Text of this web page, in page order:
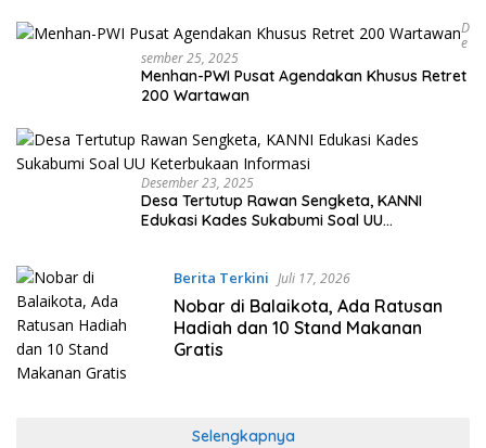
D
E
Sember 25, 2025
Menhan-PWI Pusat Agendakan Khusus Retret
200 Wartawan
Desember 23, 2025
Desa Tertutup Rawan Sengketa, KANNI
Edukasi Kades Sukabumi Soal UU
Berita Terkini Juli 17, 2026
Nobar di Balaikota, Ada Ratusan
Hadiah dan 10 Stand Makanan
Gratis
Selengkapnya